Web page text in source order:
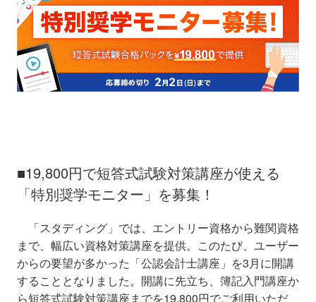
■19,800円で短答式試験対策講座が使える
「特別奨学モニター」を募集！
「スタディング」では、エントリー資格から難関資格
まで、幅広い資格対策講座を提供。このたび、ユーザー
からの要望が多かった「公認会計士講座」を3月に開講
することとなりました。開講に先立ち、簿記入門講座か
ら短答式試験対策講座までを19,800円でご利用いただ